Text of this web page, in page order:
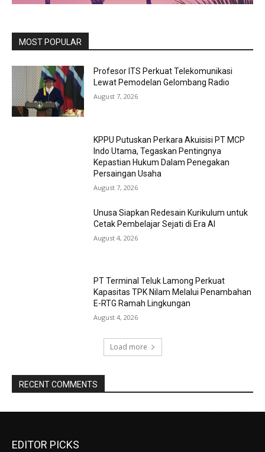
MOST POPULAR
Profesor ITS Perkuat Telekomunikasi
Lewat Pemodelan Gelombang Radio
August 7, 2026
KPPU Putuskan Perkara Akuisisi PT MCP
Indo Utama, Tegaskan Pentingnya
Kepastian Hukum Dalam Penegakan
Persaingan Usaha
August 7, 2026
Unusa Siapkan Redesain Kurikulum untuk
Cetak Pembelajar Sejati di Era AI
August 4, 2026
PT Terminal Teluk Lamong Perkuat
Kapasitas TPK Nilam Melalui Penambahan
E-RTG Ramah Lingkungan
August 4, 2026
Load more
RECENT COMMENTS
EDITOR PICKS